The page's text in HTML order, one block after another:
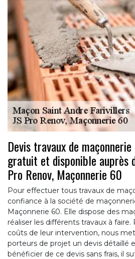
Devis travaux de
gratuit et disponible auprès
Pro Renov, Maçonnerie 60
Pour effectuer tous travaux de
confiance à la société de
Maçonnerie 60. Elle dispose des
réaliser les différents travaux à
coûts de leur intervention, nous
porteurs de projet un devis détaillé
bénéficier de ce devis sans frais, il